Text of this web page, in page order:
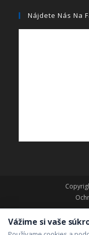
Nájdete Nás Na
Vážime si vaše